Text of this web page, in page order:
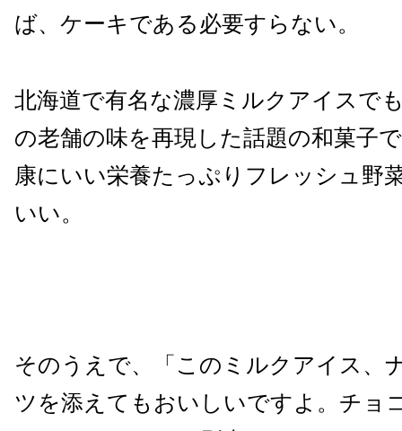
ば、ケーキである必要すらない。
北海道で有名な濃厚ミルクアイスで
の老舗の味を再現した話題の和菓子
康にいい栄養たっぷりフレッシュ野
いい。
そのうえで、「このミルクアイス、
ツを添えてもおいしいですよ。チョ